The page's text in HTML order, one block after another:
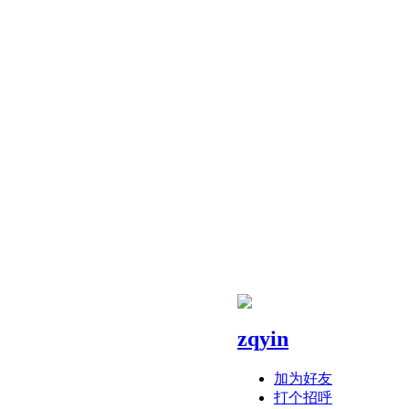
zqyin
加为好友
打个招呼